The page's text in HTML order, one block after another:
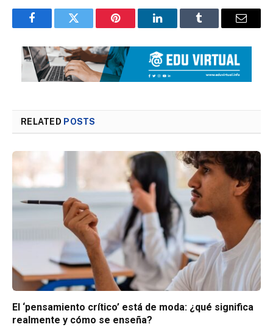
FacebookTwitter Pinterest LinkedInTumblr Email
RELATED POSTS
El ‘pensamiento crítico’ está de moda: ¿qué significa
realmente y cómo se enseña?